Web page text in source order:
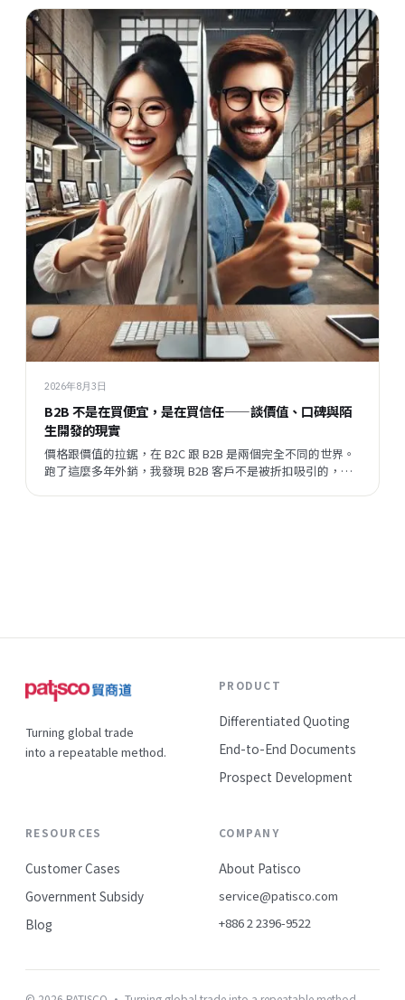
2026年8月3日
B2B 不是在買便宜，是在買信任——談價值、口碑與陌
生開發的現實
價格跟價值的拉鋸，在 B2C 跟 B2B 是兩個完全不同的世界。
跑了這麼多年外銷，我發現 B2B 客戶不是被折扣吸引的，他
Turning global trade
into a repeatable method.
PRODUCT
Differentiated Quoting
End-to-End Documents
Prospect Development
RESOURCES
Customer Cases
Government Subsidy
Blog
COMPANY
About Patisco
service@patisco.com
+886 2 2396-9522